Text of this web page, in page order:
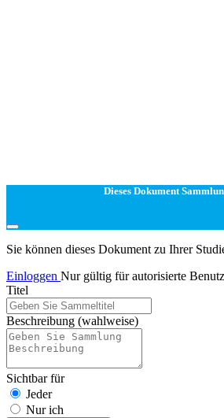
Dieses Dokument
Sie können dieses Dokument zu Ihrer
Einloggen Nur gültig für autorisierte
Titel
Beschreibung (wahlweise)
Sichtbar für
Jeder
Nur ich